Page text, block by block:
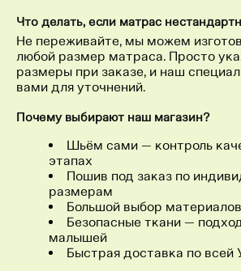
Что делать, если матрас
Не переживайте, мы можем
любой размер матраса. Просто
размеры при заказе, и наш
вами для уточнений.
Почему выбирают наш магазин?
Шьём сами — контроль
этапах
Пошив под заказ по
размерам
Большой выбор
Безопасные ткани —
малышей
Быстрая доставка по всей